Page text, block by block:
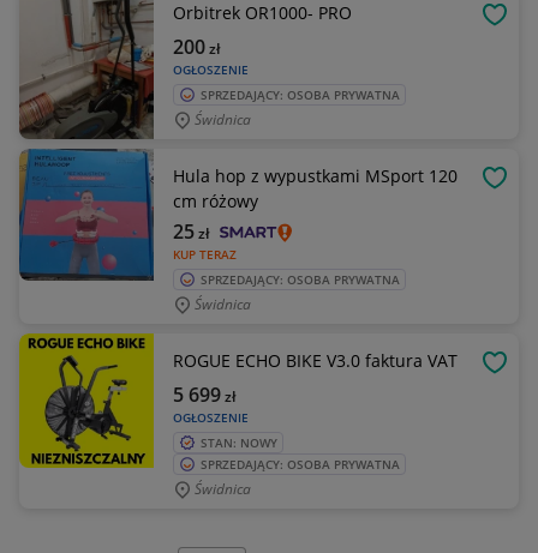
Orbitrek OR1000- PRO
OGŁOSZENIE
200zł
SPRZEDAJĄCY: OSOBA PRYWATNA
Świdnica
Hula hop z wypustkami MSport 120
cm różowy
KUP TERAZ
25zł
SPRZEDAJĄCY: OSOBA PRYWATNA
Świdnica
ROGUE ECHO BIKE V3.0 faktura VAT
OGŁOSZENIE
5 699zł
STAN: NOWY
SPRZEDAJĄCY: OSOBA PRYWATNA
Świdnica